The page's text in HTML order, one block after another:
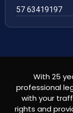
57 63419197
With 25
professional
with your
rights and